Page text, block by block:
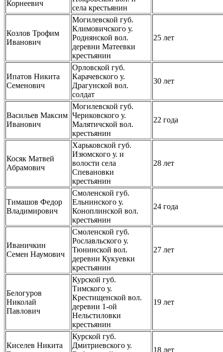
Корнеевич
села крестьянин
Козлов Трофим
Иванович
Могилевской губ.
Климовичского у.
Роднянской вол.
деревни Матеевки
крестьянин
25 лет
Ипатов Никита
Семенович
Орловской губ.
Карачевского у.
Драгунской вол.
солдат
30 лет
Васильев Максим
Иванович
Могилевской губ.
Чериковского у.
Малятичской вол.
крестьянин
22 года
Косяк Матвей
Абрамович
Харьковской губ.
Изюмского у. и
волости села
Спевановки
крестьянин
28 лет
Тимашов Федор
Владимирович
Смоленской губ.
Ельнинского у.
Коноплинской вол.
крестьянин
24 года
Иваничкин
Семен Наумович
Смоленской губ.
Рославльского у.
Тюнинской вол.
деревни Кукуевки
крестьянин
27 лет
Белогуров
Николай
Павлович
Курской губ.
Тимского у.
Крестищенской вол.
деревни 1-ой
Нельстиловки
крестьянин
19 лет
Киселев Никита
Курской губ.
Дмитриевского у.
18 лет